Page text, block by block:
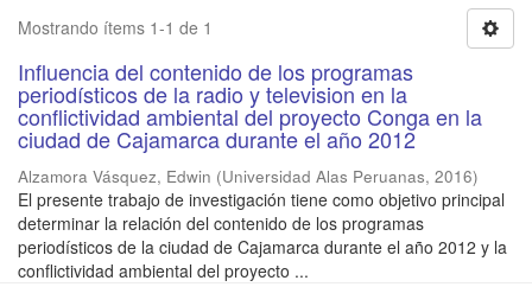
Mostrando ítems 1-1 de 1
Influencia del contenido de los programas
periodísticos de la radio y television en la
conflictividad ambiental del proyecto Conga en la
ciudad de Cajamarca durante el año 2012
Alzamora Vásquez, Edwin (Universidad Alas Peruanas, 2016)
El presente trabajo de investigación tiene como objetivo principal
determinar la relación del contenido de los programas
periodísticos de la ciudad de Cajamarca durante el año 2012 y la
conflictividad ambiental del proyecto ...